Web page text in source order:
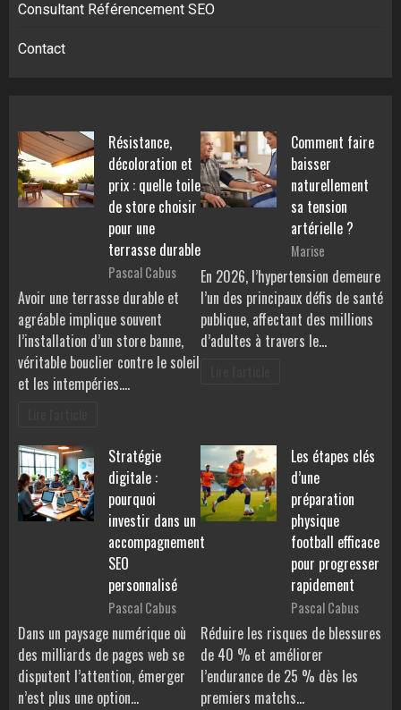
Consultant Référencement SEO
Contact
Résistance,
décoloration et
prix : quelle toile
de store choisir
pour une
terrasse durable
Pascal Cabus
Avoir une terrasse durable et
agréable implique souvent
l’installation d’un store banne,
véritable bouclier contre le soleil
et les intempéries.…
Comment faire
baisser
naturellement
sa tension
artérielle ?
Marise
En 2026, l’hypertension demeure
l’un des principaux défis de santé
publique, affectant des millions
d’adultes à travers le…
Stratégie
digitale :
pourquoi
investir dans un
accompagnement
SEO
personnalisé
Pascal Cabus
Dans un paysage numérique où
des milliards de pages web se
disputent l’attention, émerger
n’est plus une option…
Les étapes clés
d’une
préparation
physique
football efficace
pour progresser
rapidement
Pascal Cabus
Réduire les risques de blessures
de 40 % et améliorer
l’endurance de 25 % dès les
premiers matchs…